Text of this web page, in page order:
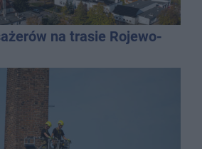
na trasie Rojewo-